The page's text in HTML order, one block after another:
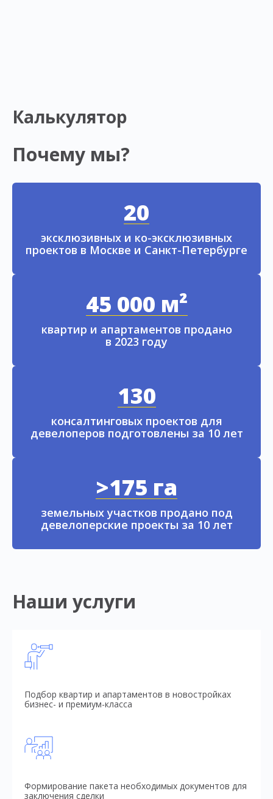
Калькулятор
Почему мы?
20
эксклюзивных и ко-эксклюзивных
проектов в Москве и Санкт-Петербурге
45 000 м²
квартир и апартаментов продано
в 2023 году
130
консалтинговых проектов для
девелоперов подготовлены за 10 лет
>175 га
земельных участков продано под
девелоперские проекты за 10 лет
Наши услуги
Подбор квартир и апартаментов в новостройках
бизнес- и премиум-класса
Формирование пакета необходимых документов для
заключения сделки